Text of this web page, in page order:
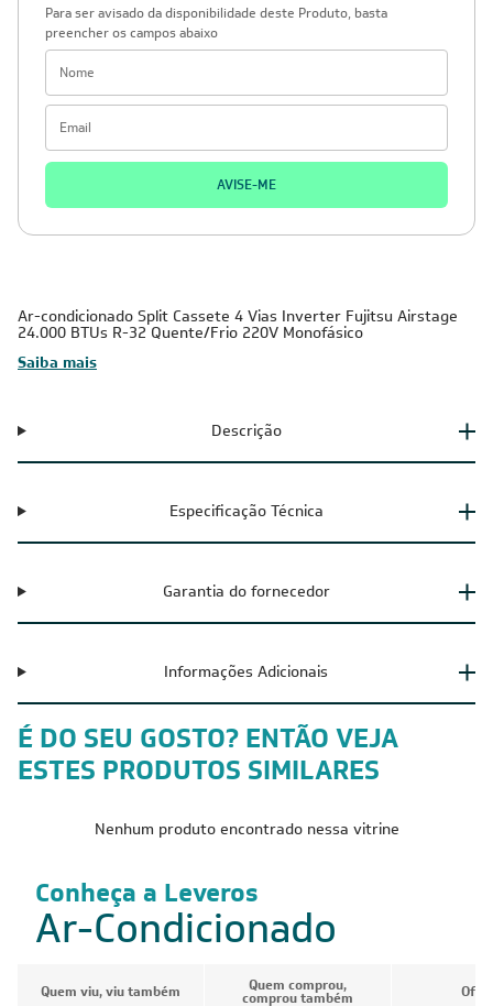
Para ser avisado da disponibilidade deste Produto, basta
preencher os campos abaixo
AVISE-ME
Ar-condicionado Split Cassete 4 Vias Inverter Fujitsu Airstage
24.000 BTUs R-32 Quente/Frio 220V Monofásico
Saiba mais
Descrição
Especificação Técnica
Garantia do fornecedor
Informações Adicionais
É DO SEU GOSTO? ENTÃO VEJA
ESTES PRODUTOS SIMILARES
Nenhum produto encontrado nessa vitrine
Conheça a Leveros
Ar-Condicionado
Quem viu, viu também Quem comprou,
comprou também